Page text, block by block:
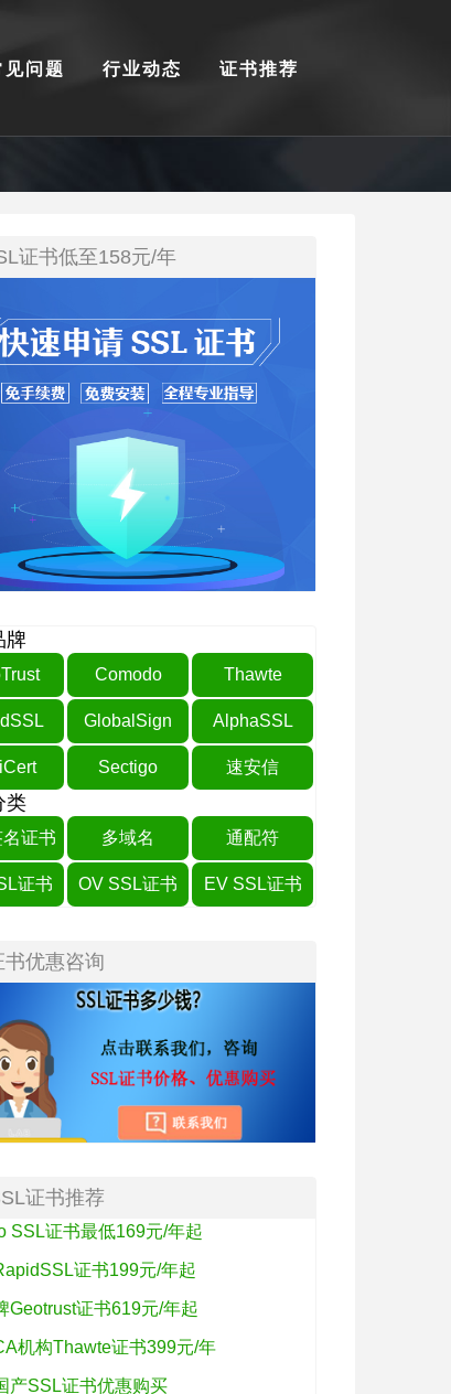
见问题 行业动态 证书推荐
证书低至158元/年
牌
Comodo Thawte
GlobalSign AlphaSSL
Sectigo 速安信
类
证书 多域名 通配符
证书 OV SSL证书 EV SSL证书
书优惠咨询
证书推荐
SSL证书最低169元/年起
证书199元/年起
Geotrust证书619元/年起
机构Thawte证书399元/年
产SSL证书优惠购买